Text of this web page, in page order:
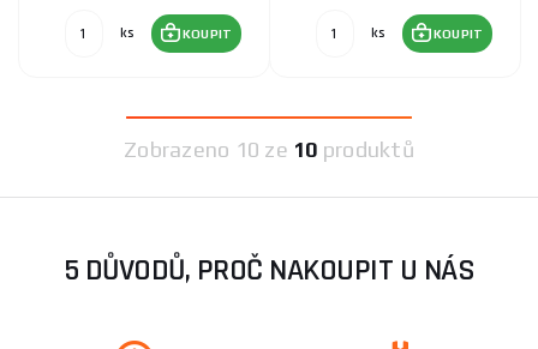
ks KOUPIT ks KOUPIT
Zobrazeno 10 ze 10 produktů
5 DŮVODŮ, PROČ NAKOUPIT U NÁS